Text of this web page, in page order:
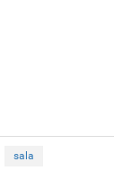
sala